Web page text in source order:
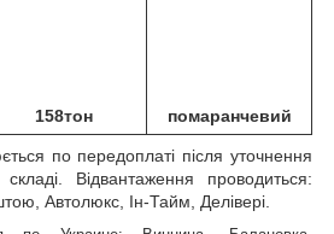
158тон помаранчевий
по передоплаті після уточнення
Відвантаження проводиться:
Автолюкс, Ін-Тайм, Делівері.